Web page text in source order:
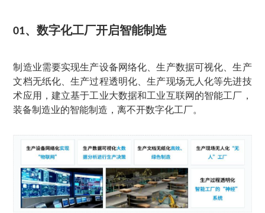
01、数字化工厂开启智能制造
制造业需要实现生产设备网络化、生产数据可视化、生产
文档无纸化、生产过程透明化、生产现场无人化等先进技
术应用，建立基于工业大数据和工业互联网的智能工厂，
装备制造业的智能制造，离不开数字化工厂。